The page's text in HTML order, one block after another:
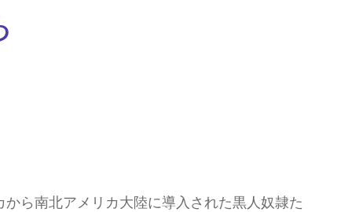
ら南北アメリカ大陸に導入された黒人奴隷た